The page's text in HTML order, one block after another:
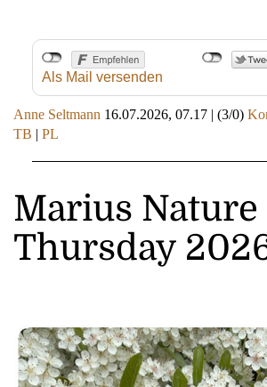
Als Mail versenden
Anne Seltmann 16.07.2026, 07.17 | (3/0)
TB | PL
Marius Nature
Thursday